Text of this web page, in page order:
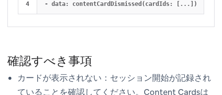
確認すべき事項
カードが表示されない ：セッション開始が記録され
ていることを確認してください。Content Cardsは